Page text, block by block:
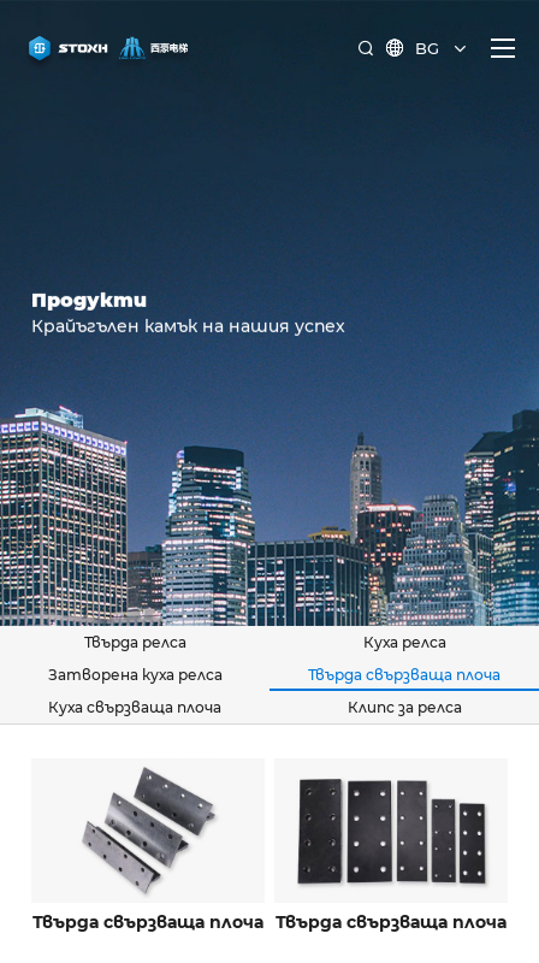
  BG
Продукти
Крайъгълен камък на нашия успех
Твърда релса
Куха релса
Затворена куха релса
Твърда свързваща плоча
Куха свързваща плоча
Клипс за релса
Твърда свързваща плоча Твърда свързваща плоча